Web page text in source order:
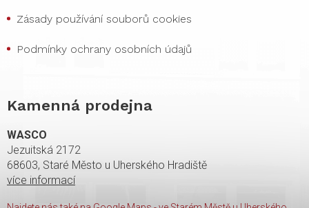
Zásady používání souborů cookies
Podmínky ochrany osobních údajů
Kamenná prodejna
WASCO
Jezuitská 2172
68603, Staré Město u Uherského Hradiště
více informací